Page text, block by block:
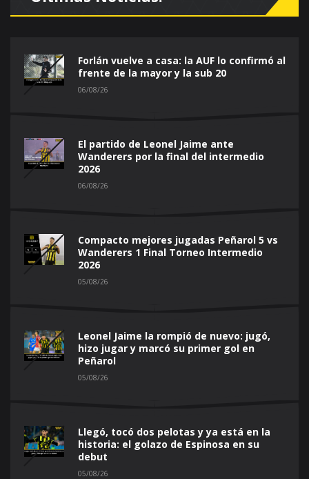
Forlán vuelve a casa: la AUF lo confirmó al
frente de la mayor y la sub 20
06/08/26
El partido de Leonel Jaime ante
Wanderers por la final del intermedio
2026
06/08/26
Compacto mejores jugadas Peñarol 5 vs
Wanderers 1 Final Torneo Intermedio
2026
05/08/26
Leonel Jaime la rompió de nuevo: jugó,
hizo jugar y marcó su primer gol en
Peñarol
05/08/26
Llegó, tocó dos pelotas y ya está en la
historia: el golazo de Espinosa en su
debut
05/08/26